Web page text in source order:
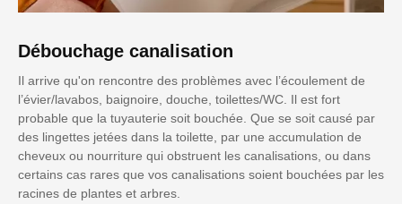
Débouchage canalisation
Il arrive qu'on rencontre des problèmes avec l’écoulement de
l’évier/lavabos, baignoire, douche, toilettes/WC. Il est fort
probable que la tuyauterie soit bouchée. Que se soit causé par
des lingettes jetées dans la toilette, par une accumulation de
cheveux ou nourriture qui obstruent les canalisations, ou dans
certains cas rares que vos canalisations soient bouchées par les
racines de plantes et arbres.